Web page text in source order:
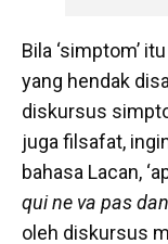
Bila ‘simptom’
yang hendak
diskursus
juga filsafat,
bahasa Lacan,
qui ne va pas
oleh diskursus